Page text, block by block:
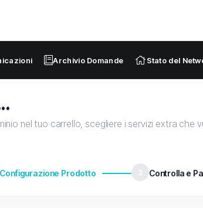
Archivio Domande Stato del
nel tuo carrello, scegliere i servizi extra che
Configurazione Prodotto 3 Controlla e